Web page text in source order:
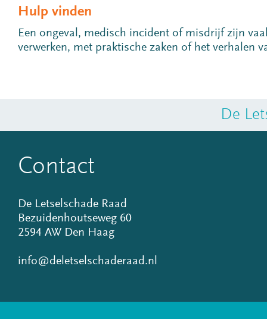
Hulp vinden
Een ongeval, medisch incident of misdrijf zijn
verwerken, met praktische zaken of het verhalen
De
Contact
De Letselschade Raad
Bezuidenhoutseweg 60
2594 AW Den Haag
info@deletselschaderaad.nl